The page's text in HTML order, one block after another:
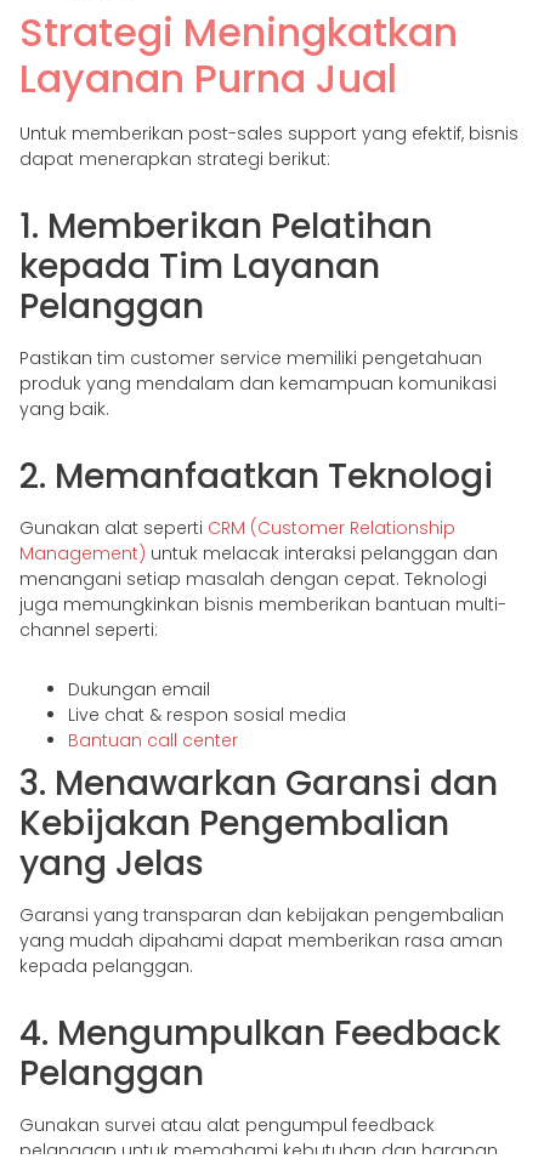
Strategi Meningkatkan
Layanan Purna Jual
Untuk memberikan post-sales support yang efektif, bisnis
dapat menerapkan strategi berikut:
1. Memberikan Pelatihan
kepada Tim Layanan
Pelanggan
Pastikan tim customer service memiliki pengetahuan
produk yang mendalam dan kemampuan komunikasi
yang baik.
2. Memanfaatkan Teknologi
Gunakan alat seperti CRM (Customer Relationship
Management) untuk melacak interaksi pelanggan dan
menangani setiap masalah dengan cepat. Teknologi
juga memungkinkan bisnis memberikan bantuan multi-
channel seperti:
Dukungan email
Live chat & respon sosial media
Bantuan call center
3. Menawarkan Garansi dan
Kebijakan Pengembalian
yang Jelas
Garansi yang transparan dan kebijakan pengembalian
yang mudah dipahami dapat memberikan rasa aman
kepada pelanggan.
4. Mengumpulkan Feedback
Pelanggan
Gunakan survei atau alat pengumpul feedback
pelanggan untuk memahami kebutuhan dan harapan